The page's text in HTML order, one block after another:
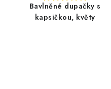
Bavlněné dupačky s
kapsičkou, květy